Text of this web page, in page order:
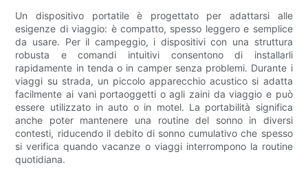
Un dispositivo portatile è progettato per adattarsi alle
esigenze di viaggio: è compatto, spesso leggero e semplice
da usare. Per il campeggio, i dispositivi con una struttura
robusta e comandi intuitivi consentono di installarli
rapidamente in tenda o in camper senza problemi. Durante i
viaggi su strada, un piccolo apparecchio acustico si adatta
facilmente ai vani portaoggetti o agli zaini da viaggio e può
essere utilizzato in auto o in motel. La portabilità significa
anche poter mantenere una routine del sonno in diversi
contesti, riducendo il debito di sonno cumulativo che spesso
si verifica quando vacanze o viaggi interrompono la routine
quotidiana.